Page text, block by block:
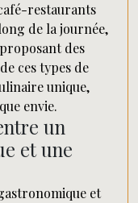
restaurants
de la journée,
des
ces types de
unique,
envie.
un
et une
et